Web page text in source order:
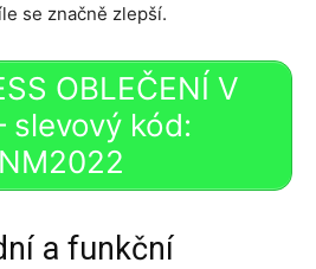
se značně zlepší.
OBLEČENÍ V
slevový kód:
a funkční